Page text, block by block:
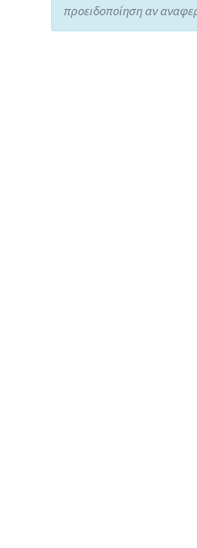
προειδοποίηση αν